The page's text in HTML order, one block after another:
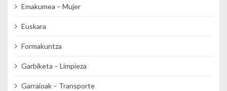
Emakumea – Mujer
Euskara
Formakuntza
Garbiketa – Limpieza
Garraioak – Transporte